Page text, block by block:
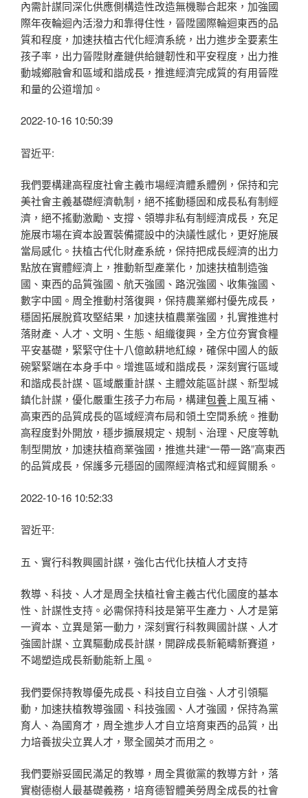
內需計謀同深化供應側構造性改造無機聯合起來，加強國
際年夜輪迴內活潑力和靠得住性，晉陞國際輪迴東西的品
質和程度，加速扶植古代化經濟系統，出力進步全要素生
孩子率，出力晉陞財產鏈供給鏈韌性和平安程度，出力推
動城鄉融會和區域和諧成長，推進經濟完成質的有用晉陞
和量的公道增加。
2022-10-16 10:50:39
習近平:
我們要構建高程度社會主義市場經濟體系體例，保持和完
美社會主義基礎經濟軌制，絕不搖動穩固和成長私有制經
濟，絕不搖動激勵、支撐、領導非私有制經濟成長，充足
施展市場在資本設置裝備擺設中的決議性感化，更好施展
當局感化。扶植古代化財產系統，保持把成長經濟的出力
點放在實體經濟上，推動新型產業化，加速扶植制造強
國、東西的品質強國、航天強國、路況強國、收集強國、
數字中國。周全推動村落復興，保持農業鄉村優先成長，
穩固拓展脫貧攻堅結果，加速扶植農業強國，扎實推進村
落財產、人才、文明、生態、組織復興，全方位夯實食糧
平安基礎，緊緊守住十八億畝耕地紅線，確保中國人的飯
碗緊緊端在本身手中。增進區域和諧成長，深刻實行區域
和諧成長計謀、區域嚴重計謀、主體效能區計謀、新型城
鎮化計謀，優化嚴重生孩子力布局，構建包養 上風互補、
高東西的品質成長的區域經濟布局和領土空間系統。推動
高程度對外開放，穩步擴展規定、規制、治理、尺度等軌
制型開放，加速扶植商業強國，推進共建“一帶一路”高東西
的品質成長，保護多元穩固的國際經濟格式和經貿關系。
2022-10-16 10:52:33
習近平:
五、實行科教興國計謀，強化古代化扶植人才支持
教導、科技、人才是周全扶植社會主義古代化國度的基本
性、計謀性支持。必需保持科技是第平生產力、人才是第
一資本、立異是第一動力，深刻實行科教興國計謀、人才
強國計謀、立異驅動成長計謀，開辟成長新範疇新賽道，
不竭塑造成長新動能新上風。
我們要保持教導優先成長、科技自立自強、人才引領驅
動，加速扶植教導強國、科技強國、人才強國，保持為黨
育人、為國育才，周全進步人才自立培育東西的品質，出
力培養拔尖立異人才，聚全國英才而用之。
我們要辦妥國民滿足的教導，周全貫徹黨的教導方針，落
實樹德樹人最基礎義務，培育德智體美勞周全成長的社會